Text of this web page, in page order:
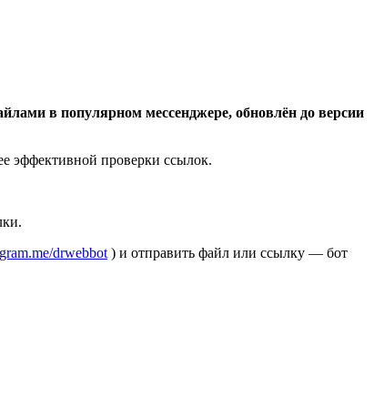
в популярном мессенджере, обновлён до версии
эффективной проверки ссылок.
drwebbot ) и отправить файл или ссылку — бот